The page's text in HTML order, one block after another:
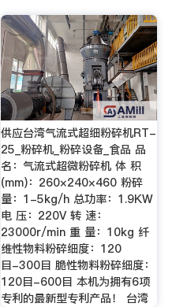
供应台湾气流式超细粉碎机RT-
25_粉碎机_粉碎设备_食品 品
名：气流式超微粉碎机 体 积
(mm)：260×240×460 粉碎
量：1-5kg/h 总功率：1.9KW
电 压：220V 转 速：
23000r/min 重 量：10kg 纤
维性物料粉碎细度：120
目-300目 脆性物料粉碎细度：
120目-600目 本机为拥有6项
专利的最新型专利产品！ 台湾